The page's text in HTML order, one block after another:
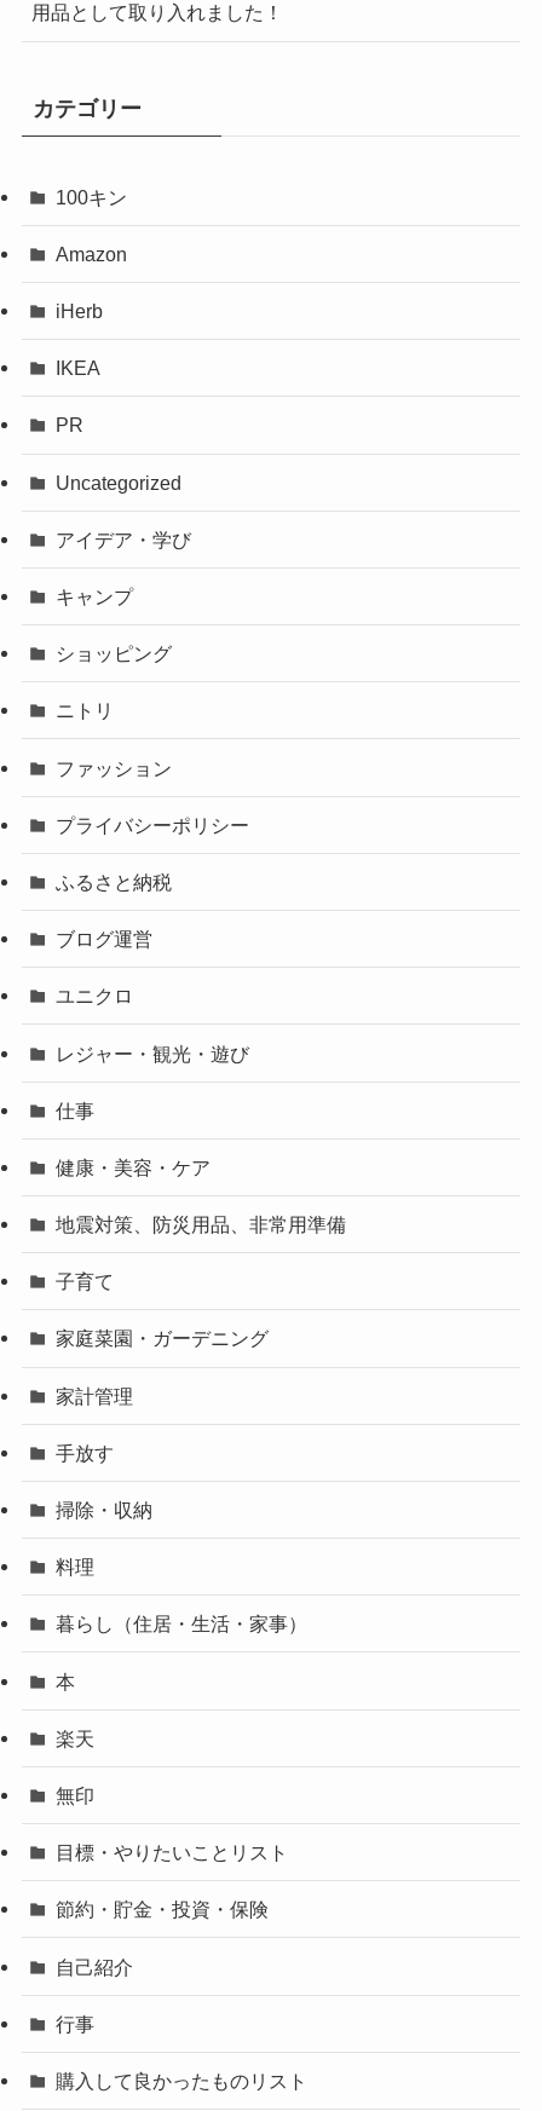
用品として取り入れました！
カテゴリー
100キン
Amazon
iHerb
IKEA
PR
Uncategorized
アイデア・学び
キャンプ
ショッピング
ニトリ
ファッション
プライバシーポリシー
ふるさと納税
ブログ運営
ユニクロ
レジャー・観光・遊び
仕事
健康・美容・ケア
地震対策、防災用品、非常用準備
子育て
家庭菜園・ガーデニング
家計管理
手放す
掃除・収納
料理
暮らし（住居・生活・家事）
本
楽天
無印
目標・やりたいことリスト
節約・貯金・投資・保険
自己紹介
行事
購入して良かったものリスト